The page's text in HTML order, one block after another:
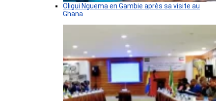
Oligui Nguema en Gambie après sa visite au
Ghana